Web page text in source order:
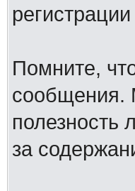
Помните,
сообщения.
полезность
за